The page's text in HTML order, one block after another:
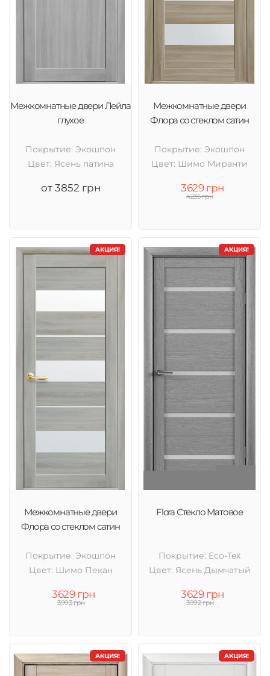
Межкомнатные двери Лейла
глухое
Покрытие: Экошпон
Цвет: Ясень патина
от 3852 грн
Межкомнатные двери
Флора со стеклом сатин
Покрытие: Экошпон
Цвет: Шимо Миранти
3629 грн
4235 грн
АКЦИЯ!
Межкомнатные двери
Флора со стеклом сатин
Покрытие: Экошпон
Цвет: Шимо Пекан
3629 грн
3993 грн
АКЦИЯ!
Flora Стекло Матовое
Покрытие: Eco-Tex
Цвет: Ясень Дымчатый
3629 грн
3992 грн
АКЦИЯ! АКЦИЯ!